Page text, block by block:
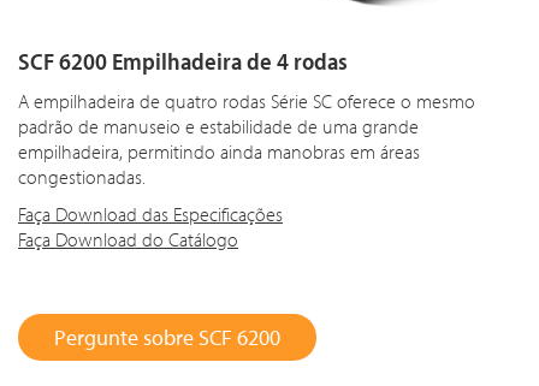
SCF 6200 Empilhadeira de 4 rodas
A empilhadeira de quatro rodas Série SC oferece o mesmo
padrão de manuseio e estabilidade de uma grande
empilhadeira, permitindo ainda manobras em áreas
congestionadas.
Faça Download das Especificações
Faça Download do Catálogo
Pergunte sobre SCF 6200